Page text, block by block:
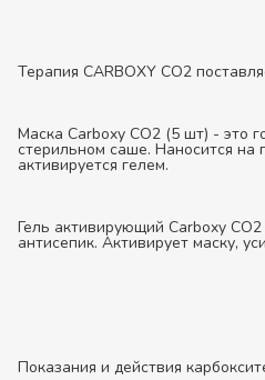
Терапия CARBOXY CO2
Маска Carboxy CO2 (5 шт) - это
стерильном саше. Наносится на
активируется гелем.
Гель активирующий Carboxy
антисепик. Активирует маску,
Показания и действия